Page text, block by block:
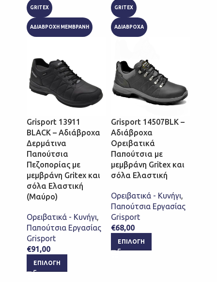
GRITEX
ΑΔΙΑΒΡΟΧΗ ΜΕΜΒΡΑΝΗ
Grisport 13911
BLACK – Αδιάβροχα
Δερμάτινα
Παπούτσια
Πεζοπορίας με
μεμβράνη Gritex και
σόλα Ελαστική
(Μαύρο)
Ορειβατικά - Κυνήγι,
Παπούτσια Εργασίας
Grisport
€91,00
ΕΠΙΛΟΓΉ
GRITEX
ΑΔΙΑΒΡΟΧΑ
Grisport 14507BLK –
Αδιάβροχα
Ορειβατικά
Παπούτσια με
μεμβράνη Gritex και
σόλα Ελαστική
Ορειβατικά - Κυνήγι,
Παπούτσια Εργασίας
Grisport
€68,00
ΕΠΙΛΟΓΉ